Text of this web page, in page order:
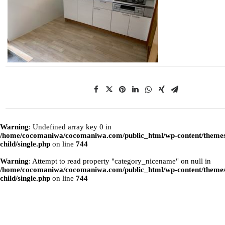
Warning: Undefined array key 0 in
/home/cocomaniwa/cocomaniwa.com/public_html/wp-content/
child/single.php on line 744
Warning: Attempt to read property "category_nicename" on null in
/home/cocomaniwa/cocomaniwa.com/public_html/wp-content/
child/single.php on line 744